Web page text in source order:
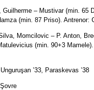
– Mustivar (min. 65
(min. 87 Priso). Antrenor:
Momcilovic – P. Anton,
(min. 90+3
’33, Paraskevas ’38